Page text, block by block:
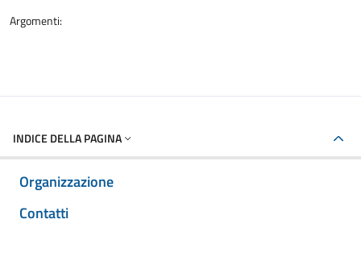
Argomenti:
INDICE DELLA PAGINA
Organizzazione
Contatti